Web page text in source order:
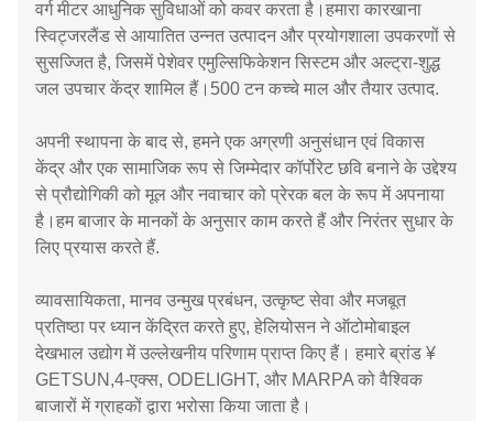
वर्ग मीटर आधुनिक सुविधाओं को कवर करता है।हमारा कारखाना
स्विट्जरलैंड से आयातित उन्नत उत्पादन और प्रयोगशाला उपकरणों से
सुसज्जित है, जिसमें पेशेवर एमुल्सिफिकेशन सिस्टम और अल्ट्रा-शुद्ध
जल उपचार केंद्र शामिल हैं।500 टन कच्चे माल और तैयार उत्पाद.
अपनी स्थापना के बाद से, हमने एक अग्रणी अनुसंधान एवं विकास
केंद्र और एक सामाजिक रूप से जिम्मेदार कॉर्पोरेट छवि बनाने के उद्देश्य
से प्रौद्योगिकी को मूल और नवाचार को प्रेरक बल के रूप में अपनाया
है।हम बाजार के मानकों के अनुसार काम करते हैं और निरंतर सुधार के
लिए प्रयास करते हैं.
व्यावसायिकता, मानव उन्मुख प्रबंधन, उत्कृष्ट सेवा और मजबूत
प्रतिष्ठा पर ध्यान केंद्रित करते हुए, हेलियोसन ने ऑटोमोबाइल
देखभाल उद्योग में उल्लेखनीय परिणाम प्राप्त किए हैं। हमारे ब्रांड ¥
GETSUN,4-एक्स, ODELIGHT, और MARPA को वैश्विक
बाजारों में ग्राहकों द्वारा भरोसा किया जाता है।